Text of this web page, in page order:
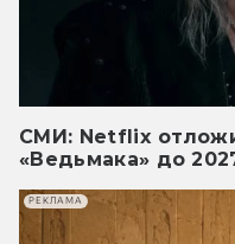
СМИ: Netflix
«Ведьмака» до
РЕКЛАМА